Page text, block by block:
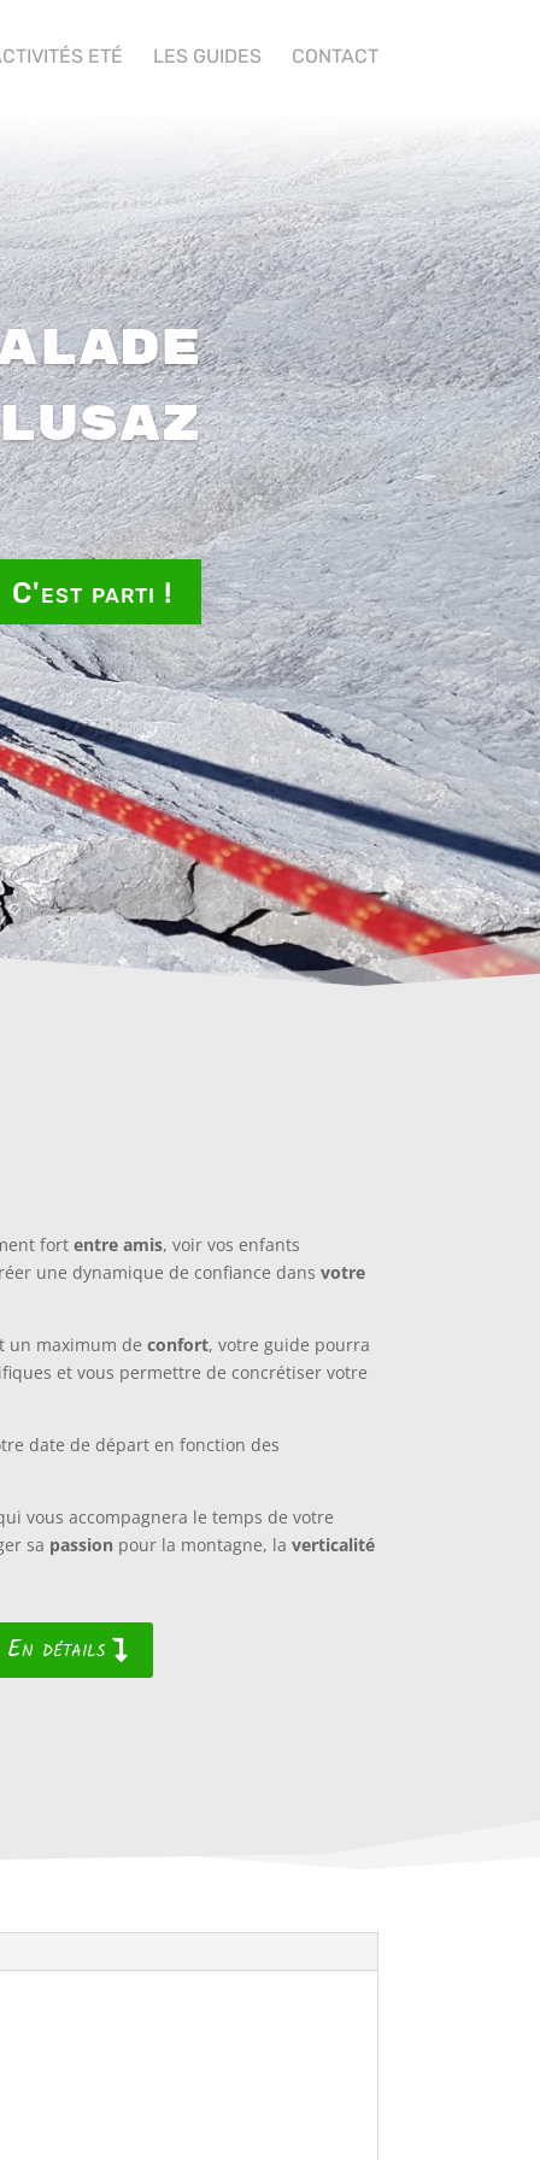
ETÉ LES GUIDES CONTACT
C'est parti !
fort entre amis, voir vos enfants
une dynamique de confiance dans votre
maximum de confort, votre guide pourra
et vous permettre de concrétiser votre
date de départ en fonction des
vous accompagnera le temps de votre
sa passion pour la montagne, la verticalité
En détails